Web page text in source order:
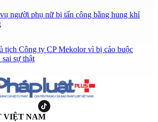
người phụ nữ bị tấn công bằng hung khí
tịch Công ty CP Mekolor vì bị cáo buộc
sự thật
VIỆT NAM